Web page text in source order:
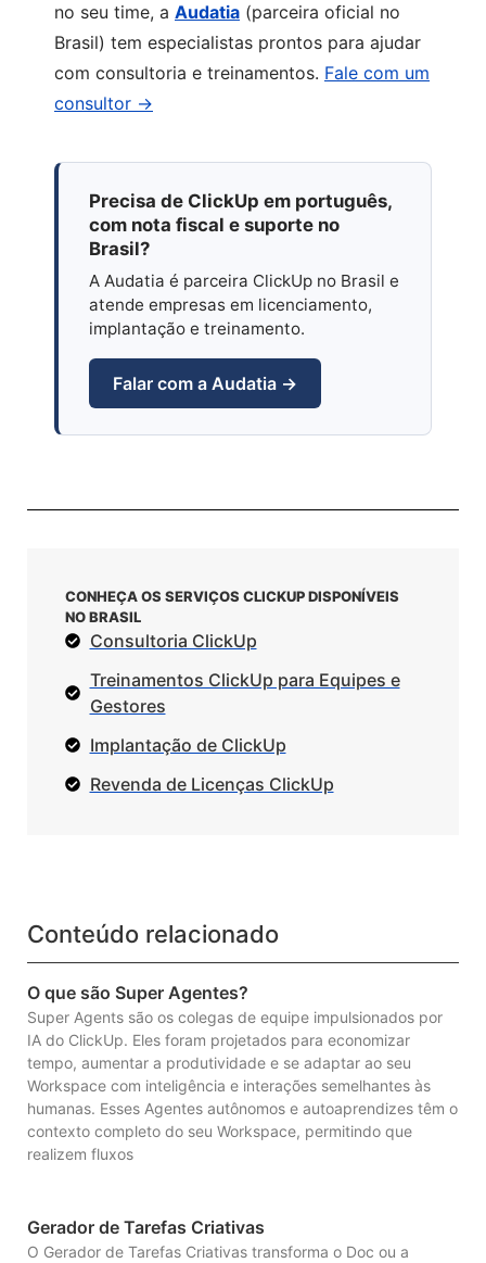
no seu time, a Audatia (parceira oficial no
Brasil) tem especialistas prontos para ajudar
com consultoria e treinamentos. Fale com um
consultor →
Precisa de ClickUp em português,
com nota fiscal e suporte no
Brasil?
A Audatia é parceira ClickUp no Brasil e
atende empresas em licenciamento,
implantação e treinamento.
Falar com a Audatia →
CONHEÇA OS SERVIÇOS CLICKUP DISPONÍVEIS
NO BRASIL
Consultoria ClickUp
Treinamentos ClickUp para Equipes e
Gestores
Implantação de ClickUp
Revenda de Licenças ClickUp
Conteúdo relacionado
O que são Super Agentes?
Super Agents são os colegas de equipe impulsionados por
IA do ClickUp. Eles foram projetados para economizar
tempo, aumentar a produtividade e se adaptar ao seu
Workspace com inteligência e interações semelhantes às
humanas. Esses Agentes autônomos e autoaprendizes têm o
contexto completo do seu Workspace, permitindo que
realizem fluxos
Gerador de Tarefas Criativas
O Gerador de Tarefas Criativas transforma o Doc ou a